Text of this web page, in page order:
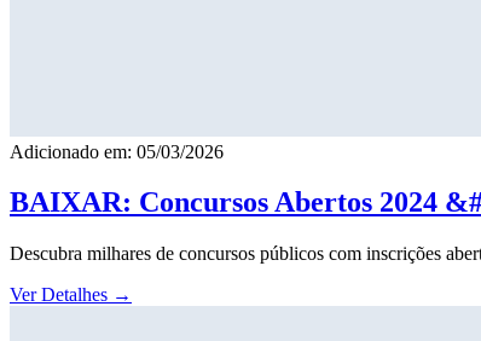
Adicionado em: 05/03/2026
BAIXAR: Concursos Abertos 2024
Descubra milhares de concursos públicos com inscrições
Ver Detalhes →